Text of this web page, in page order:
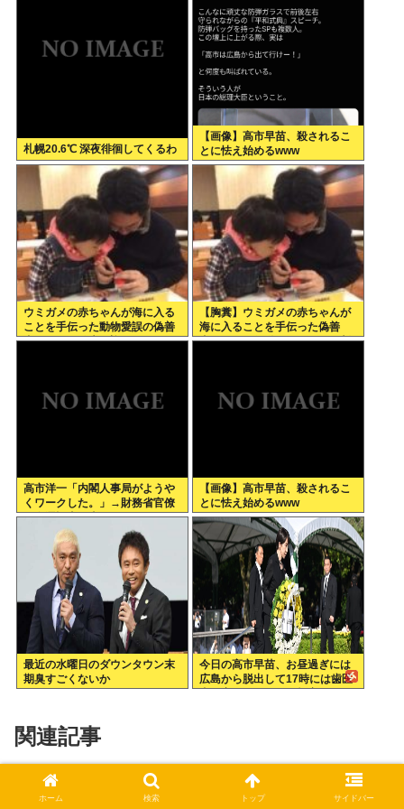
札幌20.6℃ 深夜徘徊してくるわ
【画像】高市早苗、殺されるこ
とに怯え始めるwww
ウミガメの赤ちゃんが海に入る
ことを手伝った動物愛誤の偽善
者、最悪の結末を迎える
【胸糞】ウミガメの赤ちゃんが
海に入ることを手伝った偽善
者、最悪の行動だったことが判
高市洋一「内閣人事局がようや
くワークした。」→財務省官僚
の左遷記事を喜んでポスト
【画像】高市早苗、殺されるこ
とに怯え始めるwww
最近の水曜日のダウンタウン末
期臭すごくないか
今日の高市早苗、お昼過ぎには
広島から脱出して17時には歯医
者に寄ってそのまま帰宅
関連記事
ガキ使終了へ
ホーム 検索 トップ サイドバー